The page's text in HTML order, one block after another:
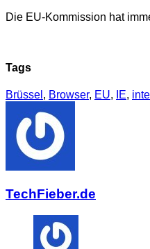
Die EU-Kommission hat
Tags
Brüssel , Browser, EU, IE,
TechFieber.de